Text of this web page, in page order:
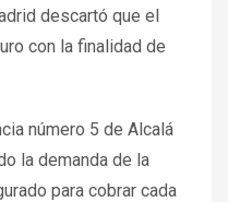
descartó que el
con la finalidad de
número 5 de Alcalá
la demanda de la
para cobrar cada